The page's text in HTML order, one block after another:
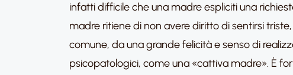
infatti difficile che una madre espliciti una
madre ritiene di non avere diritto di sentirsi
comune, da una grande felicità e senso di
psicopatologici, come una «cattiva madre». È